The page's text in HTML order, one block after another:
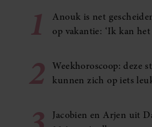
1
Anouk is net
op vakantie: ‘Ik kan
2
Weekhoroscoop: deze
kunnen zich op iets
Jacobien en Arjen uit